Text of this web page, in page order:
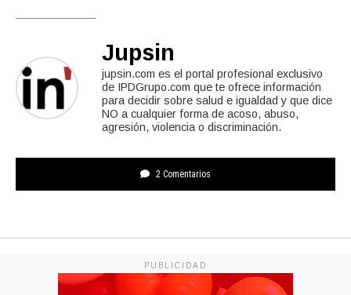
Jupsin
jupsin.com es el portal profesional exclusivo
de IPDGrupo.com que te ofrece información
para decidir sobre salud e igualdad y que dice
NO a cualquier forma de acoso, abuso,
agresión, violencia o discriminación.
2 Comentarios
PUBLICIDAD